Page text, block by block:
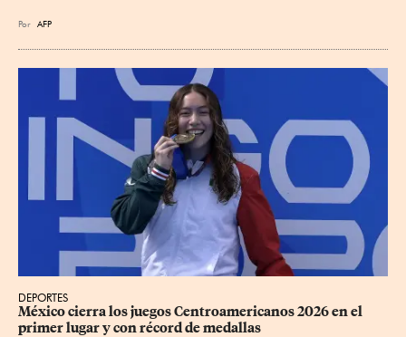
Por AFP
DEPORTES
México cierra los juegos Centroamericanos 2026 en el
primer lugar y con récord de medallas